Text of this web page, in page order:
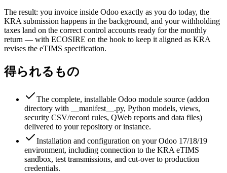
The result: you invoice inside Odoo exactly as you do today, the
KRA submission happens in the background, and your withholding
taxes land on the correct control accounts ready for the monthly
return — with ECOSIRE on the hook to keep it aligned as KRA
revises the eTIMS specification.
得られるもの
The complete, installable Odoo module source (addon
directory with __manifest__.py, Python models, views,
security CSV/record rules, QWeb reports and data files)
delivered to your repository or instance.
Installation and configuration on your Odoo 17/18/19
environment, including connection to the KRA eTIMS
sandbox, test transmissions, and cut-over to production
credentials.